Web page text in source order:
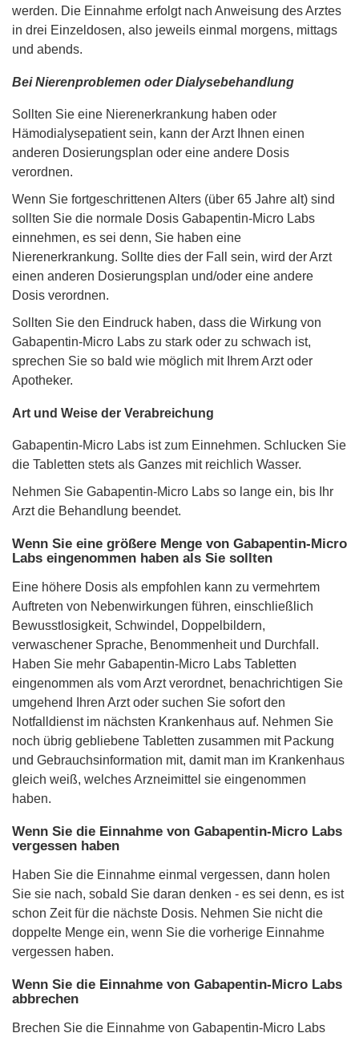
werden. Die Einnahme erfolgt nach Anweisung des Arztes
in drei Einzeldosen, also jeweils einmal morgens, mittags
und abends.
Bei Nierenproblemen oder Dialysebehandlung
Sollten Sie eine Nierenerkrankung haben oder
Hämodialysepatient sein, kann der Arzt Ihnen einen
anderen Dosierungsplan oder eine andere Dosis
verordnen.
Wenn Sie fortgeschrittenen Alters (über 65 Jahre alt) sind
sollten Sie die normale Dosis Gabapentin-Micro Labs
einnehmen, es sei denn, Sie haben eine
Nierenerkrankung. Sollte dies der Fall sein, wird der Arzt
einen anderen Dosierungsplan und/oder eine andere
Dosis verordnen.
Sollten Sie den Eindruck haben, dass die Wirkung von
Gabapentin-Micro Labs zu stark oder zu schwach ist,
sprechen Sie so bald wie möglich mit Ihrem Arzt oder
Apotheker.
Art und Weise der Verabreichung
Gabapentin-Micro Labs ist zum Einnehmen. Schlucken Sie
die Tabletten stets als Ganzes mit reichlich Wasser.
Nehmen Sie Gabapentin-Micro Labs so lange ein, bis Ihr
Arzt die Behandlung beendet.
Wenn Sie eine größere Menge von Gabapentin-Micro
Labs eingenommen haben als Sie sollten
Eine höhere Dosis als empfohlen kann zu vermehrtem
Auftreten von Nebenwirkungen führen, einschließlich
Bewusstlosigkeit, Schwindel, Doppelbildern,
verwaschener Sprache, Benommenheit und Durchfall.
Haben Sie mehr Gabapentin-Micro Labs Tabletten
eingenommen als vom Arzt verordnet, benachrichtigen Sie
umgehend Ihren Arzt oder suchen Sie sofort den
Notfalldienst im nächsten Krankenhaus auf. Nehmen Sie
noch übrig gebliebene Tabletten zusammen mit Packung
und Gebrauchsinformation mit, damit man im Krankenhaus
gleich weiß, welches Arzneimittel sie eingenommen
haben.
Wenn Sie die Einnahme von Gabapentin-Micro Labs
vergessen haben
Haben Sie die Einnahme einmal vergessen, dann holen
Sie sie nach, sobald Sie daran denken - es sei denn, es ist
schon Zeit für die nächste Dosis. Nehmen Sie nicht die
doppelte Menge ein, wenn Sie die vorherige Einnahme
vergessen haben.
Wenn Sie die Einnahme von Gabapentin-Micro Labs
abbrechen
Brechen Sie die Einnahme von Gabapentin-Micro Labs